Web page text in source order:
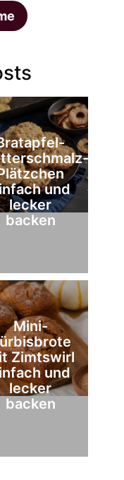
und
lecker
backen
Mini-
Zimtswirl
und
lecker
backen